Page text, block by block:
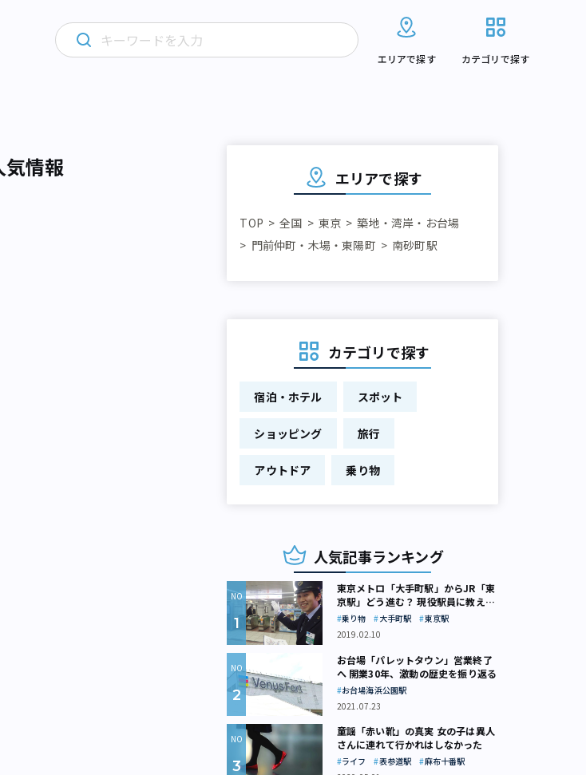
エリアで探す カテゴリで探す
情報 エリアで探す
TOP 全国 東京
築地・湾岸・お台場
門前仲町・木場・東陽町
南砂町駅
カテゴリで探す
宿泊・ホテル スポット
ショッピング 旅行
アウトドア 乗り物
人気記事ランキング
東京メトロ「大手町駅」からJR「東
京駅」どう進む？ 現役駅員に教えて
もらいました
乗り物 大手町駅
東京駅
2019.02.10
お台場「パレットタウン」営業終了
へ 開業30年、激動の歴史を振り返る
お台場海浜公園駅
2021.07.23
童謡「赤い靴」の真実 女の子は異人
さんに連れて行かれはしなかった
ライフ 表参道駅
麻布十番駅